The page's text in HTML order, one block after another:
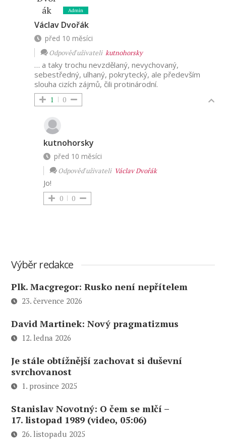
Admin
Václav Dvořák
před 10 měsíci
Odpověď uživateli kutnohorsky
… a taky trochu nevzdělaný, nevychovaný,
sebestředný, ulhaný, pokrytecký, ale především
slouha cizích zájmů, čili protinárodní.
1 0
kutnohorsky
před 10 měsíci
Odpověď uživateli Václav Dvořák
Jo!
0 0
Výběr redakce
Plk. Macgregor: Rusko není nepřítelem
23. července 2026
David Martinek: Nový pragmatizmus
12. ledna 2026
Je stále obtížnější zachovat si duševní
svrchovanost
1. prosince 2025
Stanislav Novotný: O čem se mlčí –
17. listopad 1989 (video, 05:06)
26. listopadu 2025